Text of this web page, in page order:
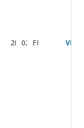
20/06/2018
02/07/2018
FINALIZADO
VER